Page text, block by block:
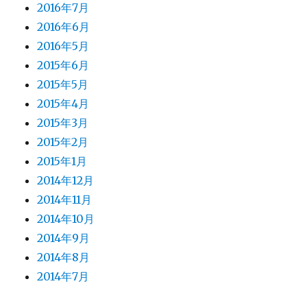
2016年7月
2016年6月
2016年5月
2015年6月
2015年5月
2015年4月
2015年3月
2015年2月
2015年1月
2014年12月
2014年11月
2014年10月
2014年9月
2014年8月
2014年7月